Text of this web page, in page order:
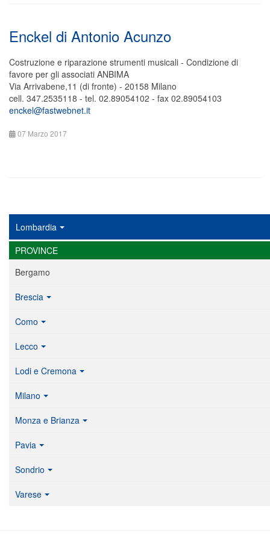
Enckel di Antonio Acunzo
Costruzione e riparazione strumenti musicali - Condizione di
favore per gli associati ANBIMA
Via Arrivabene,11 (di fronte) - 20158 Milano
cell. 347.2535118 - tel. 02.89054102 - fax 02.89054103
enckel@fastwebnet.it
07 Marzo 2017
Lombardia
PROVINCE
Bergamo
Brescia
Como
Lecco
Lodi e Cremona
Milano
Monza e Brianza
Pavia
Sondrio
Varese